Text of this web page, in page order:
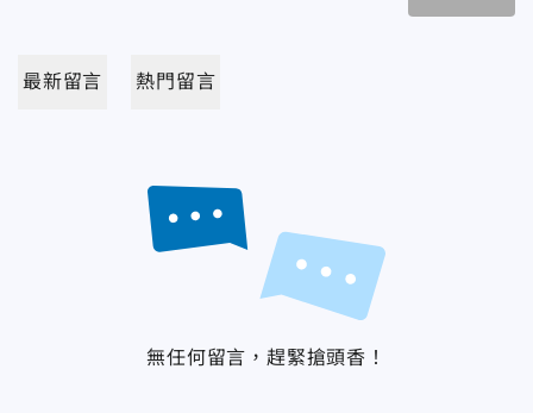
最新留言 熱門留言
無任何留言，趕緊搶頭香！